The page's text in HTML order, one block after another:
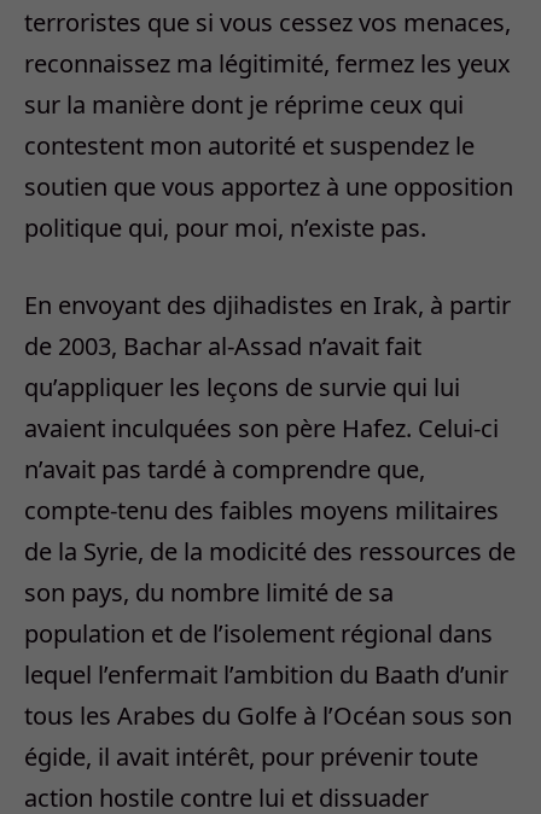
terroristes que si vous cessez vos menaces,
reconnaissez ma légitimité, fermez les yeux
sur la manière dont je réprime ceux qui
contestent mon autorité et suspendez le
soutien que vous apportez à une opposition
politique qui, pour moi, n’existe pas.
En envoyant des djihadistes en Irak, à partir
de 2003, Bachar al-Assad n’avait fait
qu’appliquer les leçons de survie qui lui
avaient inculquées son père Hafez. Celui-ci
n’avait pas tardé à comprendre que,
compte-tenu des faibles moyens militaires
de la Syrie, de la modicité des ressources de
son pays, du nombre limité de sa
population et de l’isolement régional dans
lequel l’enfermait l’ambition du Baath d’unir
tous les Arabes du Golfe à l’Océan sous son
égide, il avait intérêt, pour prévenir toute
action hostile contre lui et dissuader